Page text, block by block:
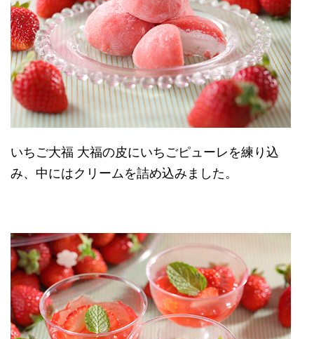
いちご大福 大福の皮にいちごピューレを練り込
み、中にはクリームを詰め込みました。